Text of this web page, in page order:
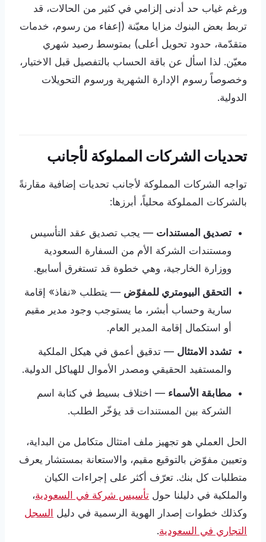
ورغم غياب حد أدنى إلزامي في كثير من الحالات، قد
تربط بعض البنوك مزايا معيّنة (إعفاء من رسوم، خدمات
متقدّمة، حدود تحويل أعلى) بمتوسط رصيد شهري
معيّن. لذا اسأل عن باقة الحساب بالتفصيل قبل الاختيار،
وخصوصاً رسوم الإدارة الشهرية ورسوم التحويلات
الدولية.
تحديات الشركات المملوكة لأجانب
تواجه الشركات المملوكة لأجانب تحديات إضافية مقارنةً
بالشركات المملوكة محلياً، أبرزها:
تصديق المستندات — يجب تصديق عقد التأسيس
ومستندات الشركة الأم من السفارة السعودية
ووزارة الخارجية، وهي خطوة قد تستغرق أسابيع.
التحقق البيومتري للمفوّض — يتطلب «نفاذ» إقامة
سارية وحساب أبشر، ما يستوجب وجود مدير مقيم
أو استكمال إقامة المدير العام.
تشدد الامتثال — تدقيق أعمق في هيكل الملكية
والمستفيد الحقيقي ومصدر الأموال للهياكل الدولية.
مطابقة الأسماء — اختلاف بسيط في كتابة اسم
الشركة بين المستندات قد يؤخّر الطلب.
الحل العملي هو تجهيز ملف امتثال متكامل من البداية،
وتعيين مفوّض بالتوقيع مقيم، والاستعانة بمستشار يعرف
متطلبات كل بنك. تعرّف أكثر على إجراءات الكيان
والملكية في دليلنا حول تأسيس شركة في السعودية،
وكذلك خطوات إصدار الهوية الرسمية في دليل السجل
التجاري في السعودية.